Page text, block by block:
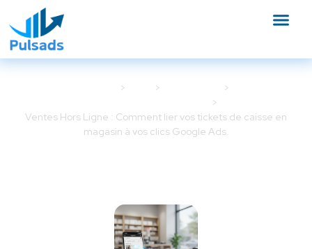
Ventes Hors Ligne : Comment lier vos tickets de caisse en
magasin à vos clics Google Ads.